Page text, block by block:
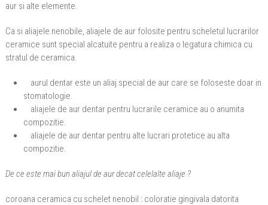
aur si alte elemente.
Ca si aliajele nenobile, aliajele de aur folosite pentru scheletul lucrarilor
ceramice sunt special alcatuite pentru a realiza o legatura chimica cu
stratul de ceramica.
aurul dentar este un aliaj special de aur care se foloseste doar in
stomatologie.
aliajele de aur dentar pentru lucrarile ceramice au o anumita
compozitie.
aliajele de aur dentar pentru alte lucrari protetice au alta
compozitie.
De ce este mai bun aliajul de aur decat celelalte aliaje ?
coroana ceramica cu schelet nenobil : coloratie gingivala datorita